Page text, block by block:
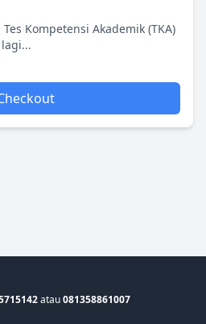
Kompetensi Akademik (TKA)
atau081358861007